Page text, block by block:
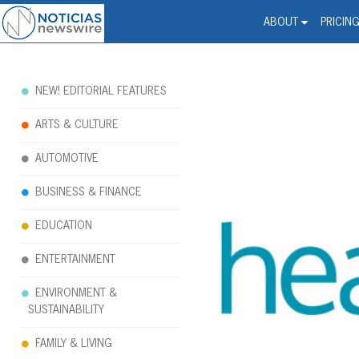
ABOUT PRICING
Noticias Newswire -
NEW! EDITORIAL FEATURES
ARTS & CULTURE
AUTOMOTIVE
BUSINESS & FINANCE
EDUCATION
ENTERTAINMENT
ENVIRONMENT &
SUSTAINABILITY
FAMILY & LIVING